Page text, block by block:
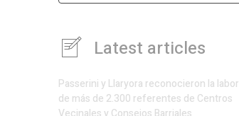
Latest articles
Passerini y Llaryora reconocieron la labor
de más de 2.300 referentes de Centros